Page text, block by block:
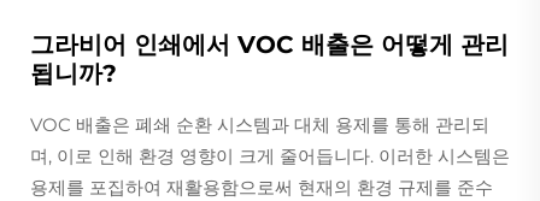
그라비어 인쇄에서 VOC 배출은 어떻게 관리
됩니까?
VOC 배출은 폐쇄 순환 시스템과 대체 용제를 통해 관리되
며, 이로 인해 환경 영향이 크게 줄어듭니다. 이러한 시스템은
용제를 포집하여 재활용함으로써 현재의 환경 규제를 준수